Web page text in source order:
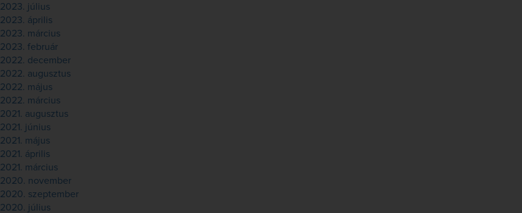
2023. július
2023. április
2023. március
2023. február
2022. december
2022. augusztus
2022. május
2022. március
2021. augusztus
2021. június
2021. május
2021. április
2021. március
2020. november
2020. szeptember
2020. július